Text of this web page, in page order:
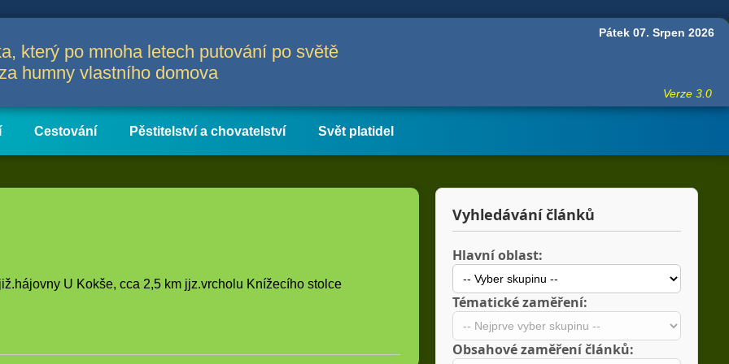
který po mnoha letech putování po světě
humny vlastního domova
Pátek 07. Srpen 2026
Verze 3.0
Cestování Pěstitelství a chovatelství Svět platidel
U Kokše, cca 2,5 km jjz.vrcholu Knížecího stolce
Vyhledávání článků
Hlavní oblast:
Tématické zaměření:
Obsahové zaměření článků: